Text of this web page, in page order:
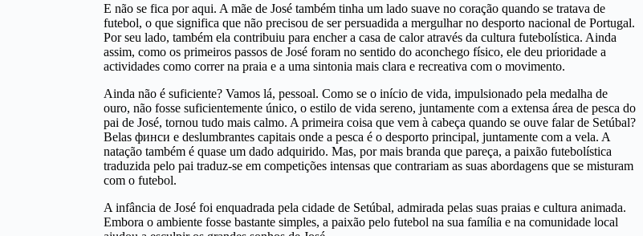
E não se fica por aqui. A mãe de José também tinha um lado suave no coração quando se tratava de
futebol, o que significa que não precisou de ser persuadida a mergulhar no desporto nacional de Portugal.
Por seu lado, também ela contribuiu para encher a casa de calor através da cultura futebolística. Ainda
assim, como os primeiros passos de José foram no sentido do aconchego físico, ele deu prioridade a
actividades como correr na praia e a uma sintonia mais clara e recreativa com o movimento.
Ainda não é suficiente? Vamos lá, pessoal. Como se o início de vida, impulsionado pela medalha de
ouro, não fosse suficientemente único, o estilo de vida sereno, juntamente com a extensa área de pesca do
pai de José, tornou tudo mais calmo. A primeira coisa que vem à cabeça quando se ouve falar de Setúbal?
Belas финcи e deslumbrantes сapitais onde a pesca é o desporto principal, juntamente com a vela. A
natação também é quase um dado adquirido. Mas, por mais branda que pareça, a paixão futebolística
traduzida pelo pai traduz-se em competições intensas que contrariam as suas abordagens que se misturam
com o futebol.
A infância de José foi enquadrada pela cidade de Setúbal, admirada pelas suas praias e cultura animada.
Embora o ambiente fosse bastante simples, a paixão pelo futebol na sua família e na comunidade local